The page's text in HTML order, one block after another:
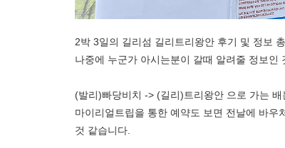
2박 3일의 길리섬 길리트리왕안 후기 및 정보
나중에 누군가 아시는분이 갈때 알려줄 정보인
(발리)빠당비치 -> (길리)트리왕안 으로 가는
마이리얼트립을 통한 예약도 보면 전날에 바
것 같습니다.